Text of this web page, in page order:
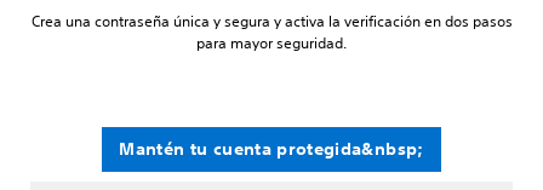
Crea una contraseña única y segura y activa la verificación en dos pasos
para mayor seguridad.
Mantén tu cuenta protegida&nbsp;